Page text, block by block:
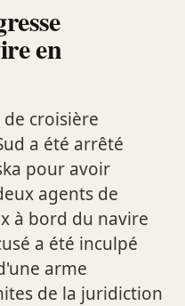
en
croisière
a été arrêté
pour avoir
agents de
à bord du navire
a été inculpé
arme
de la juridiction